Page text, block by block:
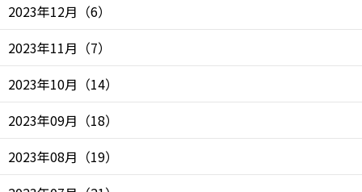
2023年12月 （6）
2023年11月 （7）
2023年10月 （14）
2023年09月 （18）
2023年08月 （19）